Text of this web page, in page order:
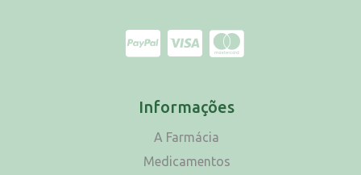
Informações
A Farmácia
Medicamentos